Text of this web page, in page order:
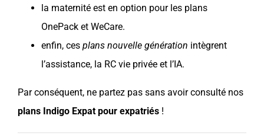
la maternité est en option pour les plans
OnePack et WeCare.
enfin, ces plans nouvelle génération intègrent
l’assistance, la RC vie privée et l’IA.
Par conséquent, ne partez pas sans avoir consulté nos
plans Indigo Expat pour expatriés !